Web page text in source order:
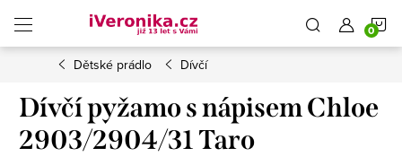
obsah
Dětské prádlo Dívčí
Dívčí pyžamo s nápisem Chloe
2903/2904/31 Taro